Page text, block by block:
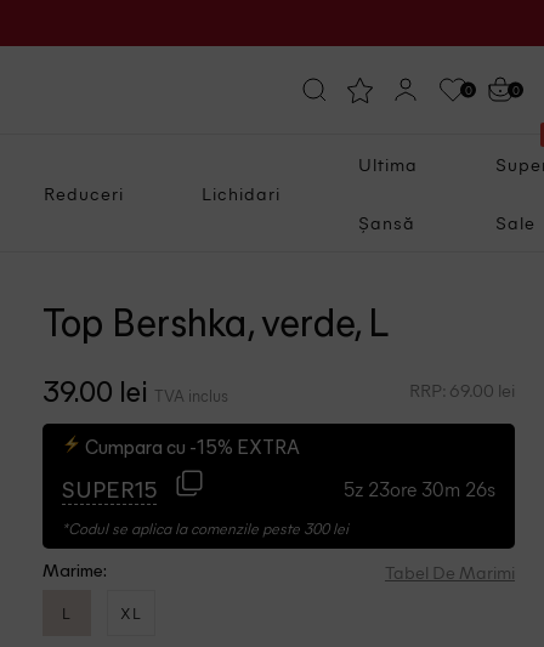
0 0
Reduceri Lichidari
Ultima
Șansă Sale
Top Bershka, verde, L
39.00 lei TVA inclus RRP: 69.00 lei
Cumpara cu -15% EXTRA
SUPER15 5z 23ore 30m 25s
*Codul se aplica la comenzile peste 300 lei
Marime: Tabel De Marimi
L XL